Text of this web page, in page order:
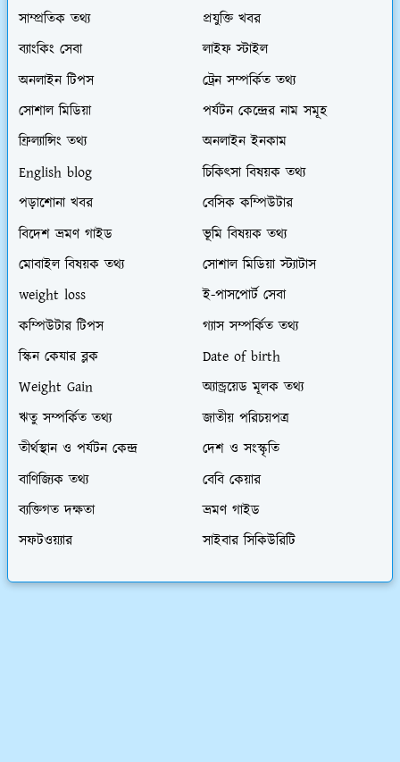
সাম্প্রতিক তথ্য
প্রযুক্তি খবর
ব্যাংকিং সেবা
লাইফ স্টাইল
অনলাইন টিপস
ট্রেন সম্পর্কিত তথ্য
সোশাল মিডিয়া
পর্যটন কেন্দ্রের নাম সমূহ
ফ্রিল্যান্সিং তথ্য
অনলাইন ইনকাম
English blog
চিকিৎসা বিষয়ক তথ্য
পড়াশোনা খবর
বেসিক কম্পিউটার
বিদেশ ভ্রমণ গাইড
ভূমি বিষয়ক তথ্য
মোবাইল বিষয়ক তথ্য
সোশাল মিডিয়া স্ট্যাটাস
weight loss
ই-পাসপোর্ট সেবা
কম্পিউটার টিপস
গ্যাস সম্পর্কিত তথ্য
স্কিন কেযার ব্লক
Date of birth
Weight Gain
অ্যান্ড্রয়েড মূলক তথ্য
ঋতু সম্পর্কিত তথ্য
জাতীয় পরিচয়পত্র
তীর্থস্থান ও পর্যটন কেন্দ্র
দেশ ও সংস্কৃতি
বাণিজ্যিক তথ্য
বেবি কেয়ার
ব্যক্তিগত দক্ষতা
ভ্রমণ গাইড
সফটওয়্যার
সাইবার সিকিউরিটি